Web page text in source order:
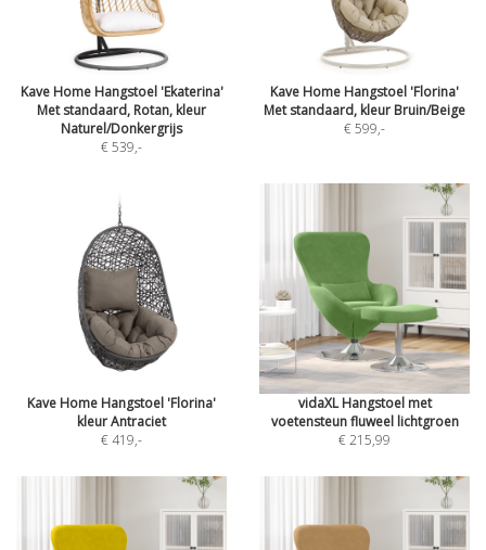
Kave Home Hangstoel 'Ekaterina'
Met standaard, Rotan, kleur
Naturel/Donkergrijs
€ 539,-
Kave Home Hangstoel 'Florina'
Met standaard, kleur Bruin/Beige
€ 599,-
Kave Home Hangstoel 'Florina'
kleur Antraciet
€ 419,-
vidaXL Hangstoel met
voetensteun fluweel lichtgroen
€ 215,99